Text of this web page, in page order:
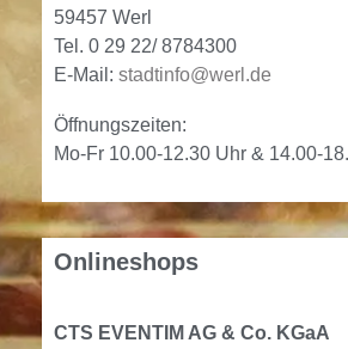
59457 Werl
Tel. 0 29 22/ 8784300
E-Mail: stadtinfo@werl.de
Öffnungszeiten:
Mo-Fr 10.00-12.30 Uhr & 14.00-
Onlineshops
CTS EVENTIM AG & Co. KGaA